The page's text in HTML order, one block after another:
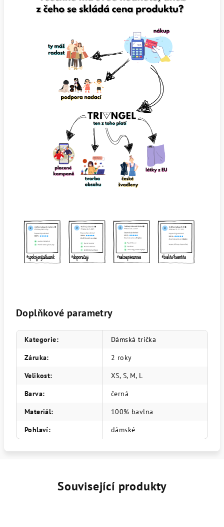
Doplňkové parametry
Kategorie:
Dámská trička
Záruka:
2 roky
Velikost:
XS, S, M, L
Barva:
černá
Materiál:
100% bavlna
Pohlaví: dámské
Související produkty